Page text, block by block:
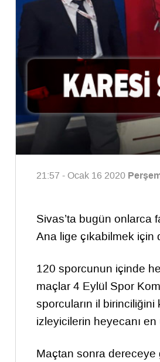
21:57 - Ocak 16 2020
Sivas’ta bugün onlarca
Ana lige çıkabilmek için
120 sporcunun içinde
maçlar 4 Eylül Spor
sporcuların il
izleyicilerin heyecanı en
Maçtan sonra